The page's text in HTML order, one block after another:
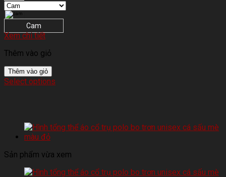
Cam
Xem chi tiết
Thêm vào giỏ
Thêm vào giỏ
Select options
Sản phẩm vừa xem